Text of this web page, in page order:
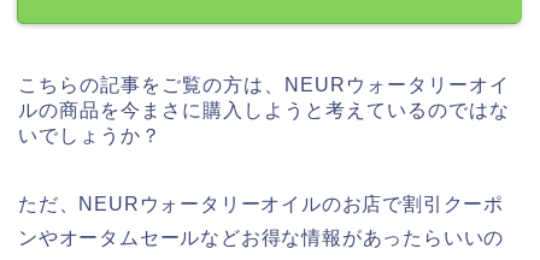
こちらの記事をご覧の方は、NEURウォータリーオイ
ルの商品を今まさに購入しようと考えているのではな
いでしょうか？
ただ、NEURウォータリーオイルのお店で割引クーポ
ンやオータムセールなどお得な情報があったらいいの